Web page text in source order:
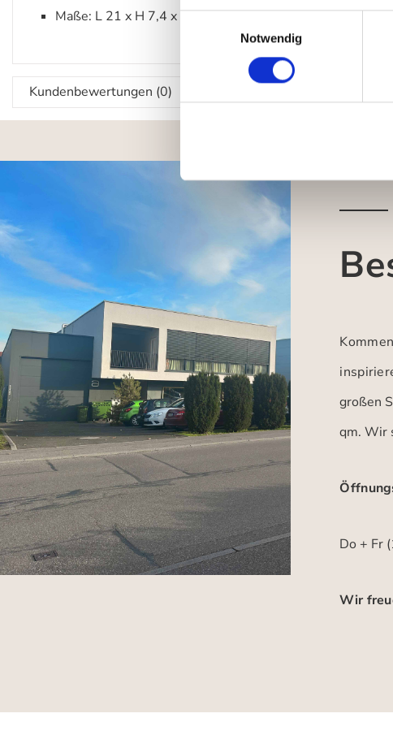
Notwendig
Maße: L 21 x H 7,4 x T 4 cm
Kundenbewertungen (0)
großen
qm. Wir
Do + Fr
Wir